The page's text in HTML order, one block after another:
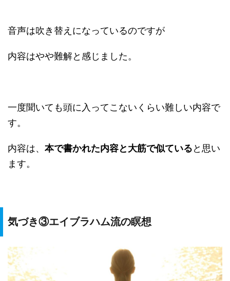
音声は吹き替えになっているのですが
内容はやや難解と感じました。
一度聞いても頭に入ってこないくらい難しい内容で
す。
内容は、 本で書かれた内容と大筋で似ていると思い
ます。
気づき③エイブラハム流の瞑想